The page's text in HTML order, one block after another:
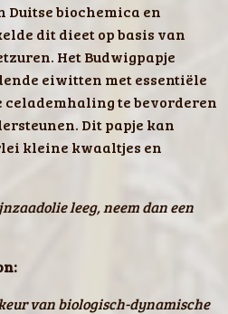
Duitse biochemica en
dit dieet op basis van
Het Budwigpapje
eiwitten met essentiële
celademhaling te bevorderen
Dit papje kan
kleine kwaaltjes en
leeg, neem dan een
van biologisch-dynamische